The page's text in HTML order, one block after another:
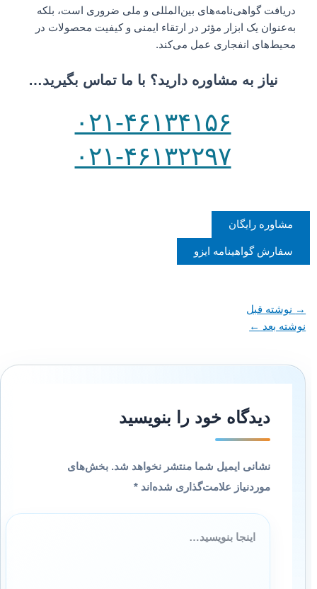
دریافت گواهی‌نامه‌های بین‌المللی و ملی ضروری است، بلکه
به‌عنوان یک ابزار مؤثر در ارتقاء ایمنی و کیفیت محصولات در
محیط‌های انفجاری عمل می‌کند.
نیاز به مشاوره دارید؟ با ما تماس بگیرید…
۰۲۱-۴۶۱۳۴۱۵۶
۰۲۱-۴۶۱۳۲۲۹۷
مشاوره رایگان
سفارش گواهینامه ایزو
→نوشته قبل
نوشته بعد←
دیدگاه‌ خود را بنویسید
نشانی ایمیل شما منتشر نخواهد شد. بخش‌های
موردنیاز علامت‌گذاری شده‌اند*
اینجا
بنویسید…